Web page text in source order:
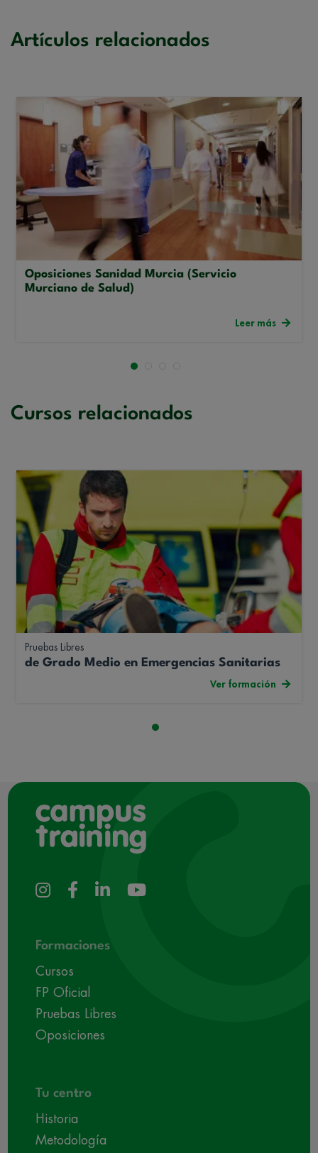
Artículos relacionados
Oposiciones Sanidad Murcia (Servicio
Murciano de Salud)
Leer más
Cursos relacionados
Pruebas Libres
de Grado Medio en Emergencias Sanitarias
Ver formación
Formaciones
Cursos
FP Oficial
Pruebas Libres
Oposiciones
Tu centro
Historia
Metodología